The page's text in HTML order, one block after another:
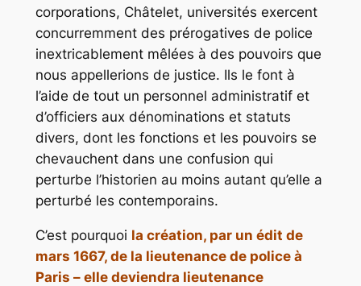
corporations, Châtelet, universités exercent
concurremment des prérogatives de police
inextricablement mêlées à des pouvoirs que
nous appellerions de justice. Ils le font à
l’aide de tout un personnel administratif et
d’officiers aux dénominations et statuts
divers, dont les fonctions et les pouvoirs se
chevauchent dans une confusion qui
perturbe l’historien au moins autant qu’elle a
perturbé les contemporains.
C’est pourquoi la création, par un édit de
mars 1667, de la lieutenance de police à
Paris – elle deviendra lieutenance